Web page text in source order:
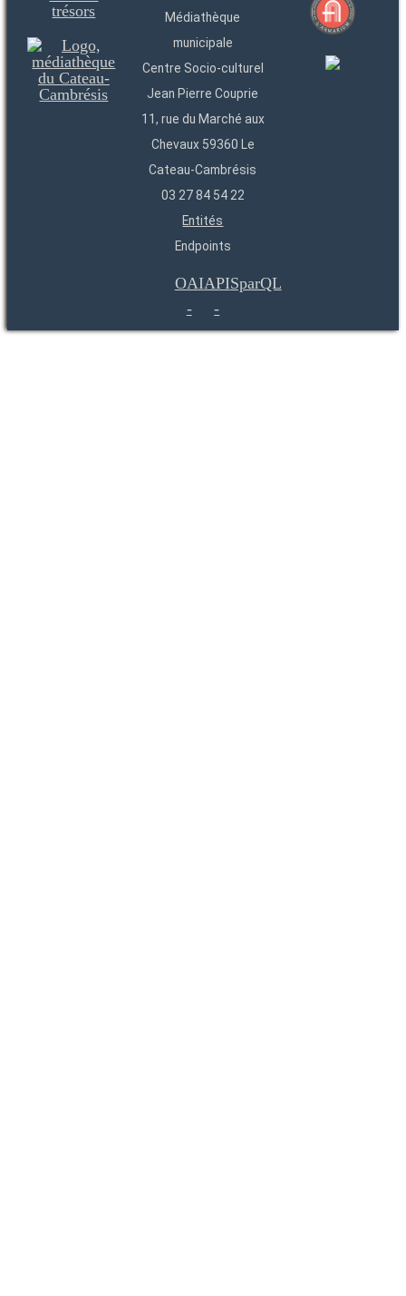
Médiathèque
municipale
Centre Socio-culturel
Jean Pierre Couprie
11, rue du Marché aux
Chevaux 59360 Le
Cateau-Cambrésis
03 27 84 54 22
Entités
Endpoints
OAI
-
API
-
SparQL